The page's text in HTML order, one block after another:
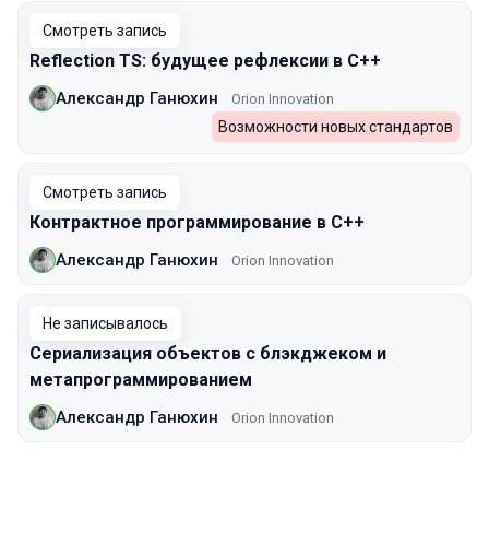
Смотреть запись
Reflection TS: будущее рефлексии в C++
Александр Ганюхин Orion Innovation
Возможности новых стандартов
Смотреть запись
Контрактное программирование в C++
Александр Ганюхин Orion Innovation
Не записывалось
Сериализация объектов с блэкджеком и
метапрограммированием
Александр Ганюхин Orion Innovation